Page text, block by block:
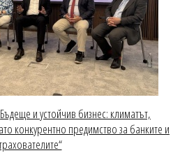
и устойчив бизнес: климатът,
конкурентно предимство за банките и